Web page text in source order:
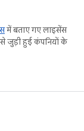
में बताए गए लाइसेंस
जुड़ी हुई कंपनियों के